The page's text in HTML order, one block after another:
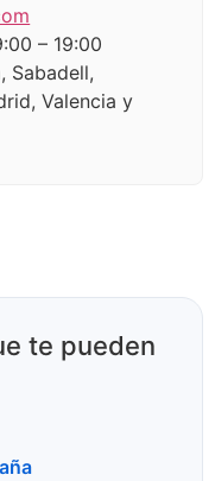
– 19:00
Sabadell,
Valencia y
te pueden